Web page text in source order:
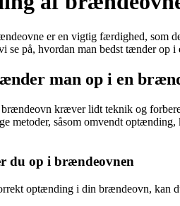
er en vigtig færdighed, som
se på, hvordan man bedst tænder
man op i en
kræver lidt teknik og
metoder, såsom omvendt
du op i brændeovnen
optænding i din brændeovn, kan